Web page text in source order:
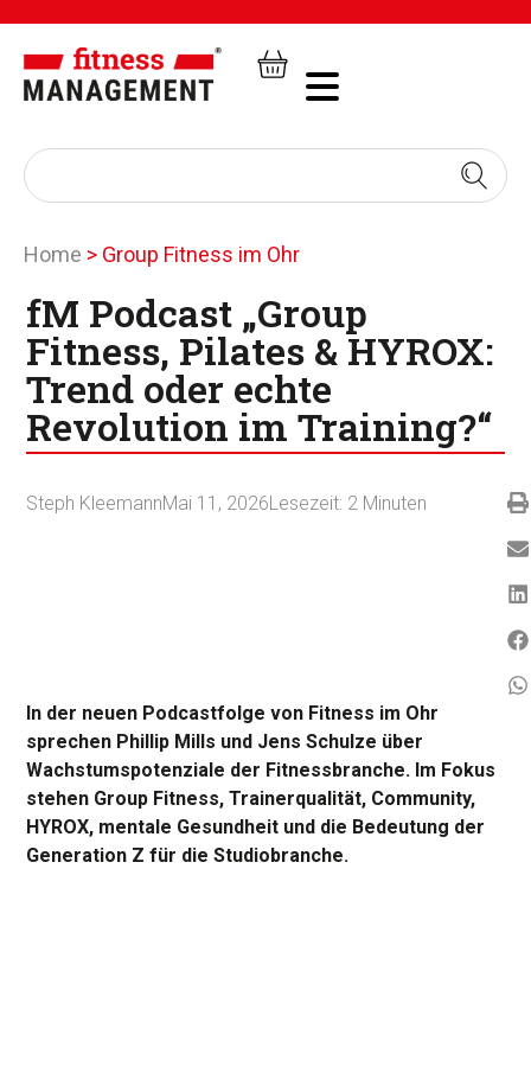
Home > Group Fitness im Ohr
fM Podcast „Group
Fitness, Pilates & HYROX:
Trend oder echte
Revolution im Training?“
Steph KleemannMai 11, 2026Lesezeit: 2 Minuten
In der neuen Podcastfolge von Fitness im Ohr
sprechen Phillip Mills und Jens Schulze über
Wachstumspotenziale der Fitnessbranche. Im Fokus
stehen Group Fitness, Trainerqualität, Community,
HYROX, mentale Gesundheit und die Bedeutung der
Generation Z für die Studiobranche.